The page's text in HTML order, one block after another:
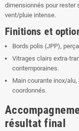
dimensionnés pour rester
vent/pluie intense.
Finitions et
Bords polis (JPP),
Vitrages clairs extra-
contemporaines.
Main courante inox/alu,
coordonnés.
résultat final